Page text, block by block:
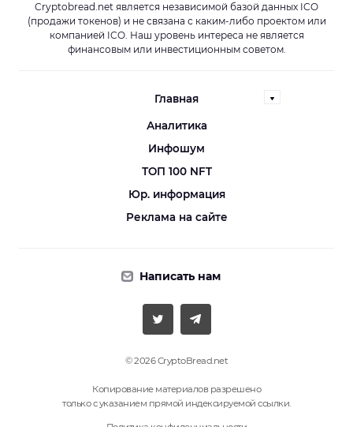
Cryptobread.net является независимой базой данных ICO
(продажи токенов) и не связана с каким-либо проектом или
компанией ICO. Наш уровень интереса не является
финансовым или инвестиционным советом.
Главная
Аналитика
Инфошум
ТОП 100 NFT
Юр. информация
Реклама на сайте
Написать нам
© 2026 CryptoBread.net
Копирование материалов разрешено
только с указанием прямой индексируемой ссылки.